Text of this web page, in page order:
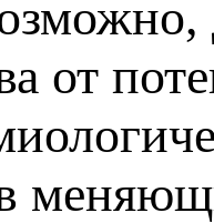
от